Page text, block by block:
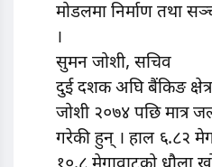
मोडलमा निर्माण तथा
।
सुमन जोशी, सचिव
दुई दशक अघि बैंकिङ
जोशी २०७४ पछि मात्र
गरेकी हुन् । हाल ६.८२